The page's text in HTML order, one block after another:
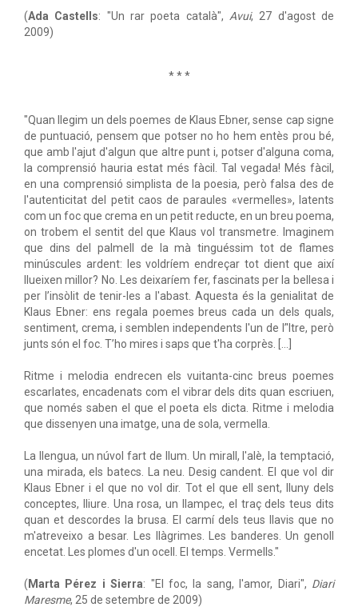
(Ada Castells: "Un rar poeta català", Avui, 27 d'agost de
2009)
* * *
"Quan llegim un dels poemes de Klaus Ebner, sense cap signe
de puntuació, pensem que potser no ho hem entès prou bé,
que amb l'ajut d'algun que altre punt i, potser d'alguna coma,
la comprensió hauria estat més fàcil. Tal vegada! Més fàcil,
en una comprensió simplista de la poesia, però falsa des de
l'autenticitat del petit caos de paraules «vermelles», latents
com un foc que crema en un petit reducte, en un breu poema,
on trobem el sentit del que Klaus vol transmetre. Imaginem
que dins del palmell de la mà tinguéssim tot de flames
minúscules ardent: les voldríem endreçar tot dient que així
llueixen millor? No. Les deixaríem fer, fascinats per la bellesa i
per l’insòlit de tenir-les a l'abast. Aquesta és la genialitat de
Klaus Ebner: ens regala poemes breus cada un dels quals,
sentiment, crema, i semblen independents l'un de l’'ltre, però
junts són el foc. T’ho mires i saps que t'ha corprès. [...]
Ritme i melodia endrecen els vuitanta-cinc breus poemes
escarlates, encadenats com el vibrar dels dits quan escriuen,
que només saben el que el poeta els dicta. Ritme i melodia
que dissenyen una imatge, una de sola, vermella.
La llengua, un núvol fart de llum. Un mirall, l'alè, la temptació,
una mirada, els batecs. La neu. Desig candent. El que vol dir
Klaus Ebner i el que no vol dir. Tot el que ell sent, lluny dels
conceptes, lliure. Una rosa, un llampec, el traç dels teus dits
quan et descordes la brusa. El carmí dels teus llavis que no
m'atreveixo a besar. Les llàgrimes. Les banderes. Un genoll
encetat. Les plomes d'un ocell. El temps. Vermells."
( Marta Pérez i Sierra: "El foc, la sang, l'amor, Diari", Diari
Maresme, 25 de setembre de 2009)